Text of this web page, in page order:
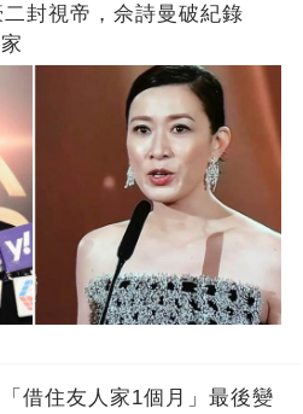
封視帝，佘詩曼破紀錄
借住友人家1個月」最後變